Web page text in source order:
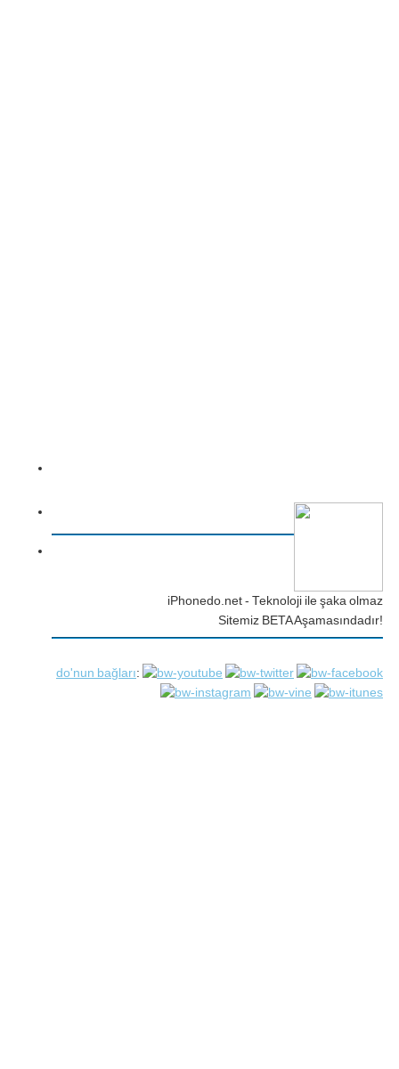
iPhonedo.net - Teknoloji ile şaka olmaz
Sitemiz BETA Aşamasındadır!
do'nun bağları: